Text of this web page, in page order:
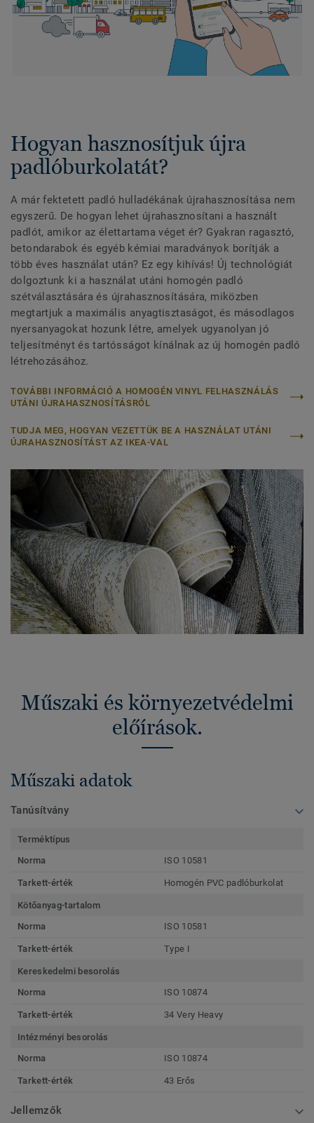
Hogyan hasznosítjuk újra
padlóburkolatát?
A már fektetett padló hulladékának újrahasznosítása nem
egyszerű. De hogyan lehet újrahasznosítani a használt
padlót, amikor az élettartama véget ér? Gyakran ragasztó,
betondarabok és egyéb kémiai maradványok borítják a
több éves használat után? Ez egy kihívás! Új technológiát
dolgoztunk ki a használat utáni homogén padló
szétválasztására és újrahasznosítására, miközben
megtartjuk a maximális anyagtisztaságot, és másodlagos
nyersanyagokat hozunk létre, amelyek ugyanolyan jó
teljesítményt és tartósságot kínálnak az új homogén padló
létrehozásához.
TOVÁBBI INFORMÁCIÓ A HOMOGÉN VINYL FELHASZNÁLÁS
UTÁNI ÚJRAHASZNOSÍTÁSRÓL
TUDJA MEG, HOGYAN VEZETTÜK BE A HASZNÁLAT UTÁNI
ÚJRAHASZNOSÍTÁST AZ IKEA-VAL
Műszaki és környezetvédelmi
előírások.
Műszaki adatok
Tanúsítvány
Terméktípus
Norma
ISO 10581
Tarkett-érték Homogén PVC padlóburkolat
Kötőanyag-tartalom
Norma
ISO 10581
Tarkett-érték Type I
Kereskedelmi besorolás
Norma
ISO 10874
Tarkett-érték 34 Very Heavy
Intézményi besorolás
Norma
ISO 10874
Tarkett-érték 43 Erős
Jellemzők